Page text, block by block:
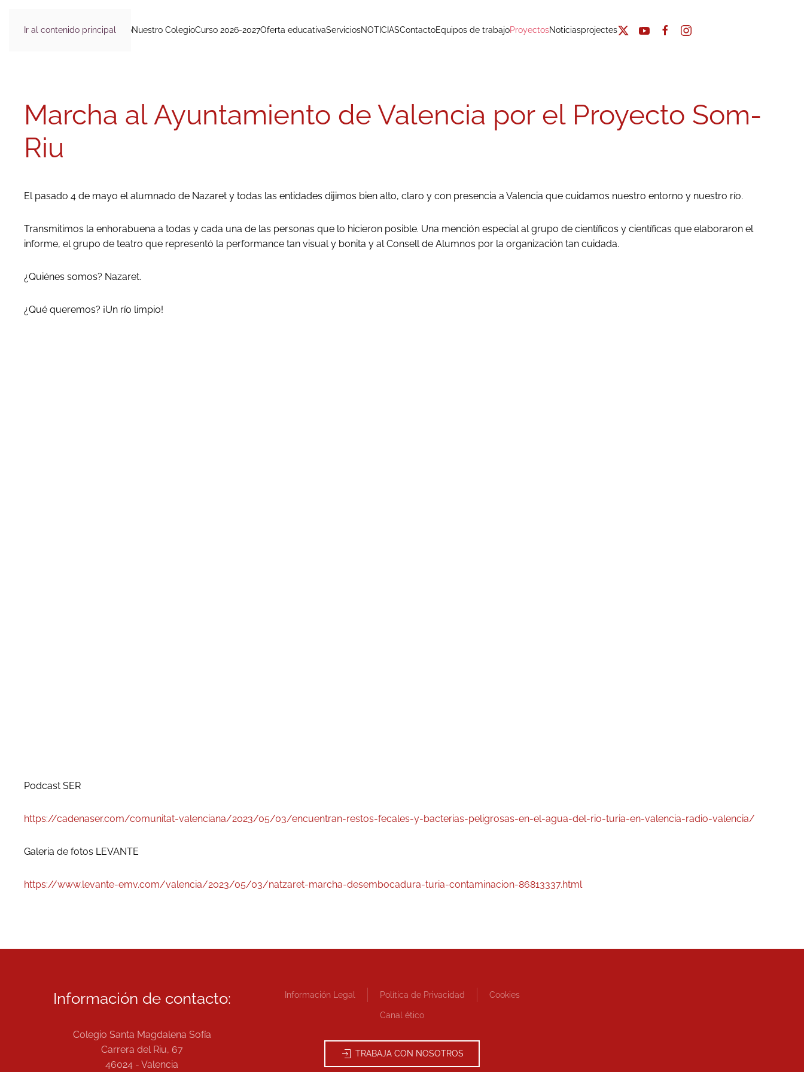
Ir al contenido principalInicioNuestro ColegioCurso 2026-2027Oferta educativaServiciosNOTICIASContactoEquipos de trabajoProyectosNoticiasprojectes
Marcha al Ayuntamiento de Valencia por el Proyecto Som-
Riu
El pasado 4 de mayo el alumnado de Nazaret y todas las entidades dijimos bien alto, claro y con presencia a Valencia que cuidamos nuestro entorno y nuestro río.
Transmitimos la enhorabuena a todas y cada una de las personas que lo hicieron posible. Una mención especial al grupo de científicos y científicas que elaboraron el
informe, el grupo de teatro que representó la performance tan visual y bonita y al Consell de Alumnos por la organización tan cuidada.
¿Quiénes somos? Nazaret.
¿Qué queremos? ¡Un río limpio!
Podcast SER
https://cadenaser.com/comunitat-valenciana/2023/05/03/encuentran-restos-fecales-y-bacterias-peligrosas-en-el-agua-del-rio-turia-en-valencia-radio-valencia/
Galeria de fotos LEVANTE
https://www.levante-emv.com/valencia/2023/05/03/natzaret-marcha-desembocadura-turia-contaminacion-86813337.html
Información de contacto:
Colegio Santa Magdalena Sofía
Carrera del Riu, 67
46024 - Valencia
Información Legal Política de Privacidad Cookies
Canal ético
TRABAJA CON NOSOTROS